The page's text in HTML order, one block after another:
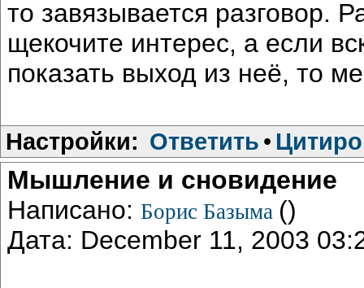
то завязывается разговор.
щекочите интерес, а если
показать выход из неё, то
Настройки: Ответить •
Мышление и сновидение
Написано: Борис Базыма ()
Дата: December 11, 2003